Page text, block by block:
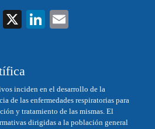
Fa
X
Li
inciden en el desarrollo de la
de las enfermedades respiratorias para
y tratamiento de las mismas. El
dirigidas a la población general